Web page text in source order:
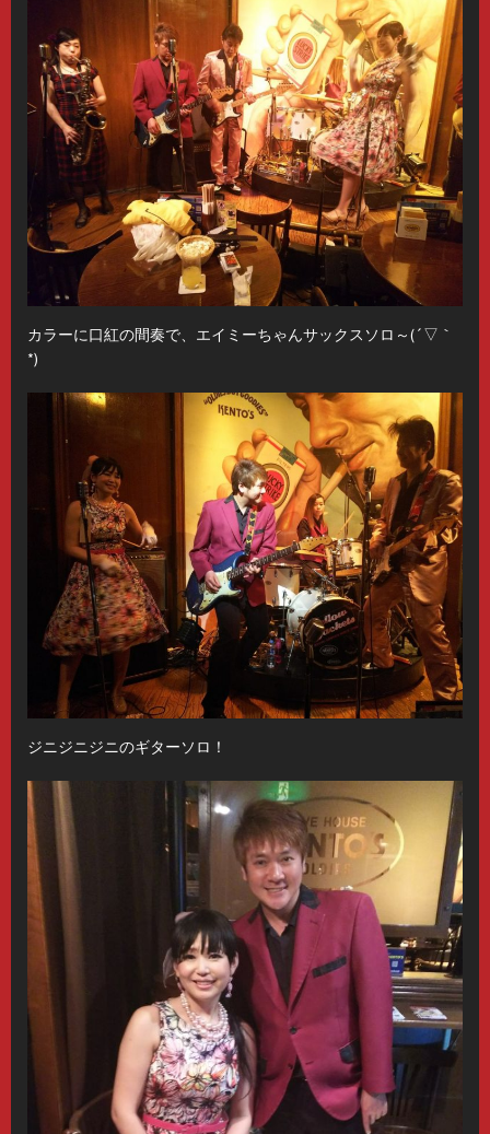
カラーに口紅の間奏で、エイミーちゃんサックスソロ～(´▽｀
*)
ジニジニジニのギターソロ！